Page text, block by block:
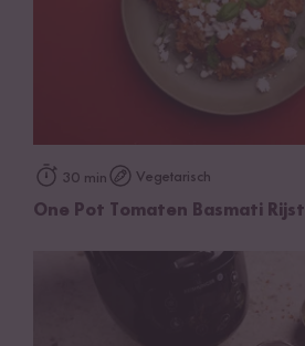
30 min Vegetarisch
One Pot Tomaten Basmati Rijst